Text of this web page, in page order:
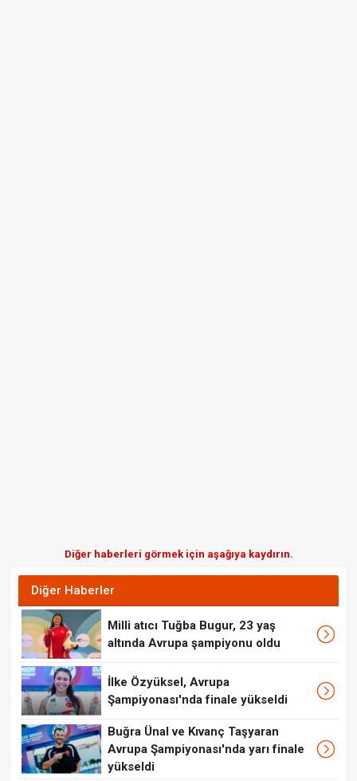
Diğer haberleri görmek için aşağıya kaydırın.
Diğer Haberler
Milli atıcı Tuğba Bugur, 23 yaş
altında Avrupa şampiyonu oldu
İlke Özyüksel, Avrupa
Şampiyonası'nda finale yükseldi
Buğra Ünal ve Kıvanç Taşyaran
Avrupa Şampiyonası'nda yarı finale
yükseldi